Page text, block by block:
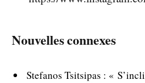
Nouvelles connexes
Stefanos Tsitsipas : «